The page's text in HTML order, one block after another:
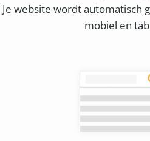
Je website wordt automatisch
mobiel en